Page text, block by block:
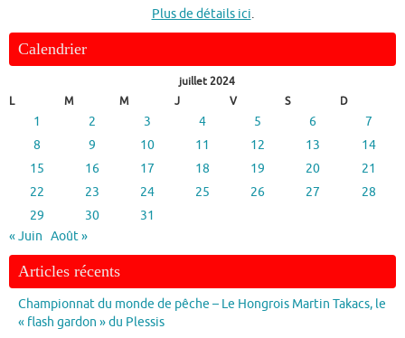
Plus de détails ici.
Calendrier
juillet 2024
L
M M J V S D
1 2 3 4 5 6
7
8
9 10 11 12 13
14
15
16 17 18 19 20
21
22
23 24 25 26 27
28
29
30
31
« Juin Août »
Articles récents
Championnat du monde de pêche – Le Hongrois Martin Takacs, le
« flash gardon » du Plessis